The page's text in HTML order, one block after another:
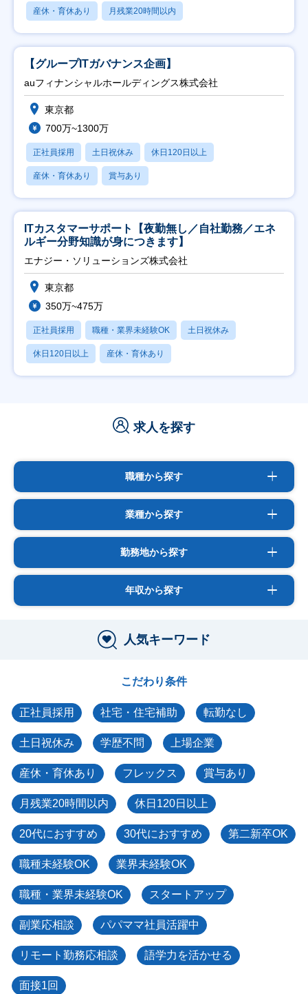
産休・育休あり 月残業20時間以内
【グループITガバナンス企画】
auフィナンシャルホールディングス株式会社
東京都
700万~1300万
正社員採用 土日祝休み 休日120日以上
産休・育休あり 賞与あり
ITカスタマーサポート【夜勤無し／自社勤務／エネ
ルギー分野知識が身につきます】
エナジー・ソリューションズ株式会社
東京都
350万~475万
正社員採用 職種・業界未経験OK 土日祝休み
休日120日以上 産休・育休あり
求人を探す
職種から探す
業種から探す
勤務地から探す
年収から探す
人気キーワード
こだわり条件
正社員採用 社宅・住宅補助 転勤なし
土日祝休み 学歴不問 上場企業
産休・育休あり フレックス 賞与あり
月残業20時間以内 休日120日以上
20代におすすめ 30代におすすめ 第二新卒OK
職種未経験OK 業界未経験OK
職種・業界未経験OK スタートアップ
副業応相談 パパママ社員活躍中
リモート勤務応相談 語学力を活かせる
面接1回